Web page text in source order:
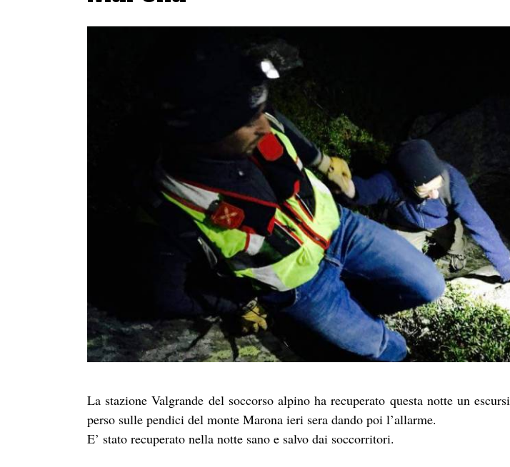
La stazione Valgrande del soccorso alpino ha recuperato questa notte un
perso sulle pendici del monte Marona ieri sera dando poi l’allarme.
E’ stato recuperato nella notte sano e salvo dai soccorritori.